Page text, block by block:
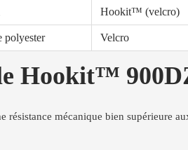
Hookit™ (velcro)
polyester Velcro
Hookit™
résistance mécanique bien supérieure